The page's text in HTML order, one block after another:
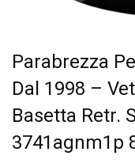
Parabrezza
Dal 1998 –
Basetta Retr.
3741agnm1p